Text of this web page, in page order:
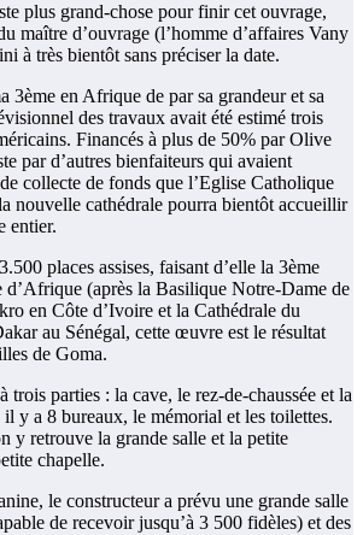
plus grand-chose pour finir cet ouvrage,
maître d’ouvrage (l’homme d’affaires Vany
à très bientôt sans préciser la date.
3ème en Afrique de par sa grandeur et sa
des travaux avait été estimé trois
Financés à plus de 50% par Olive
par d’autres bienfaiteurs qui avaient
collecte de fonds que l’Eglise Catholique
nouvelle cathédrale pourra bientôt accueillir
entier.
places assises, faisant d’elle la 3ème
d’Afrique (après la Basilique Notre-Dame de
en Côte d’Ivoire et la Cathédrale du
au Sénégal, cette œuvre est le résultat
de Goma.
trois parties : la cave, le rez-de-chaussée et la
y a 8 bureaux, le mémorial et les toilettes.
y retrouve la grande salle et la petite
chapelle.
le constructeur a prévu une grande salle
de recevoir jusqu’à 3 500 fidèles) et des